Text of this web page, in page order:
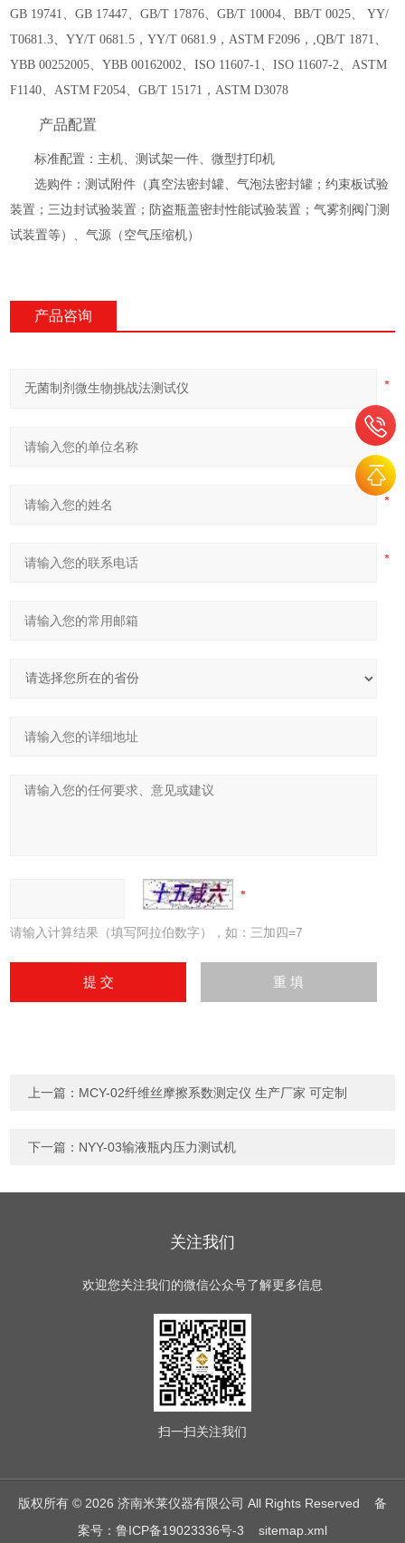
GB 19741、GB 17447、GB/T 17876、GB/T 10004、BB/T 0025、 YY/
T0681.3、YY/T 0681.5，YY/T 0681.9，ASTM F2096，,QB/T 1871、
YBB 00252005、YBB 00162002、ISO 11607-1、ISO 11607-2、ASTM
F1140、ASTM F2054、GB/T 15171，ASTM D3078
产品配置
标准配置：主机、测试架一件、微型打印机
选购件：测试附件（真空法密封罐、气泡法密封罐；约束板试验
装置；三边封试验装置；防盗瓶盖密封性能试验装置；气雾剂阀门测
试装置等）、气源（空气压缩机）
产品咨询
请输入计算结果（填写阿拉伯数字），如：三加四=7
上一篇： MCY-02纤维丝摩擦系数测定仪 生产厂家 可定制
下一篇： NYY-03输液瓶内压力测试机
关注我们
欢迎您关注我们的微信公众号了解更多信息
扫一扫关注我们
版权所有 © 2026 济南米莱仪器有限公司 All Rights Reserved 备
案号：鲁ICP备19023336号-3
sitemap.xml